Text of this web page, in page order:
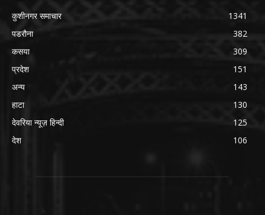
कुशीनगर समाचार
1341
पडरौना
382
कसया
309
प्रदेश
151
अन्य
143
हाटा
130
देवरिया न्यूज़ हिन्दी
125
देश
106